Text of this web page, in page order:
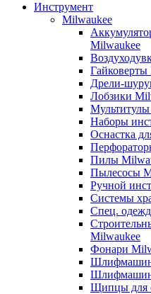
Инструмент
Milwaukee
Milwaukee
Дрели-
Лобзики
Наборы
Оснастка
Пилы
Пылесосы
Ручной
Системы
Спец.
Milwaukee
Фонари
Щипцы для